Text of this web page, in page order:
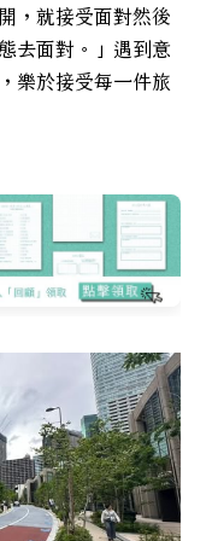
，就接受面對然後
去面對。」遇到意
樂於接受每一件旅